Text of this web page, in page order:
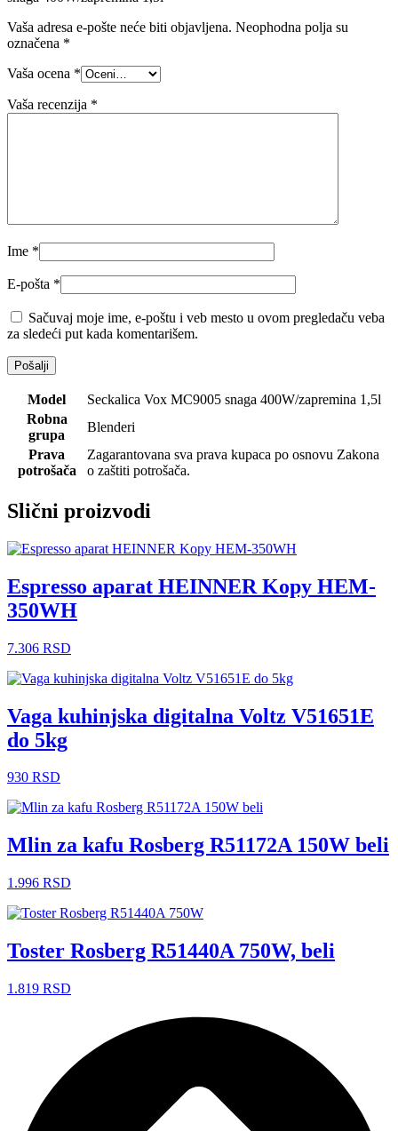
Vaša adresa e-pošte neće biti objavljena. Neophodna polja su
označena *
Vaša ocena *
Vaša recenzija *
Ime *
E-pošta *
Sačuvaj moje ime, e-poštu i veb mesto u ovom pregledaču veba
za sledeći put kada komentarišem.
Model
Seckalica Vox MC9005 snaga 400W/zapremina 1,5l
Robna
grupa
Blenderi
Prava
potrošača
Zagarantovana sva prava kupaca po osnovu Zakona
o zaštiti potrošača.
Slični proizvodi
Espresso aparat HEINNER Kopy HEM-
350WH
7.306 RSD
Vaga kuhinjska digitalna Voltz V51651E
do 5kg
930 RSD
Mlin za kafu Rosberg R51172A 150W beli
1.996 RSD
Toster Rosberg R51440A 750W, beli
1.819 RSD